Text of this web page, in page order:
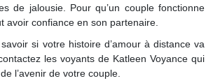
de jalousie. Pour qu’un couple fonctionne
avoir confiance en son partenaire.
si votre histoire d’amour à distance va
les voyants de Katleen Voyance qui
l’avenir de votre couple.